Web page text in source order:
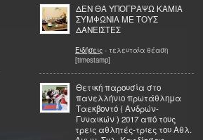
ΔΕΝ ΘΑ ΥΠΟΓΡΑΨΩ ΚΑΜΙΑ
ΣΥΜΦΩΝΙΑ ΜΕ ΤΟΥΣ
ΔΑΝΕΙΣΤΕΣ
Ειδήσεις - τελευταία θέαση
[timestamp]
Θετική παρουσία στο
πανελλήνιο πρωτάθλημα
Ταεκβοντό ( Ανδρών-
Γυναικών ) 2017 από τους
τρεις αθλητές-τριες του Αθλ.